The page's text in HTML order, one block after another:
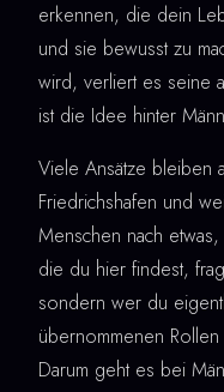
erkennen, die dein
und sie bewusst zu
wird, verliert es seine
ist die Idee hinter
Viele Ansätze bleiben
Friedrichshafen und
Menschen nach
die du hier findest,
sondern wer du
übernommenen
Darum geht es bei